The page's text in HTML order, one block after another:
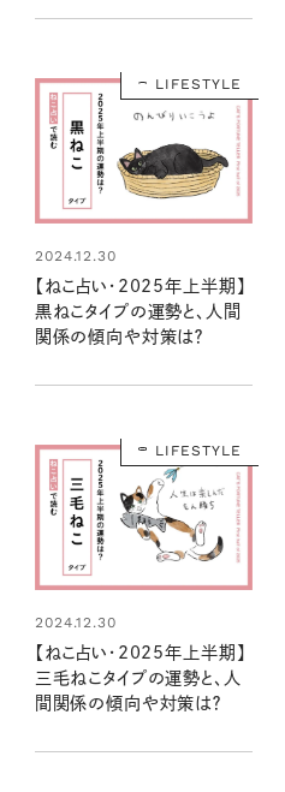
LIFESTYLE
2024.12.30
【ねこ占い・2025年上半期】
黒ねこタイプの運勢と、人間
関係の傾向や対策は？
LIFESTYLE
2024.12.30
【ねこ占い・2025年上半期】
三毛ねこタイプの運勢と、人
間関係の傾向や対策は？